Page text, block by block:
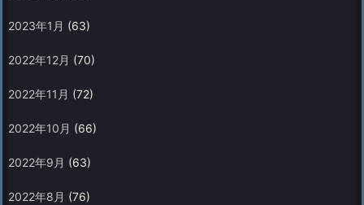
2023年1月 (63)
2022年12月 (70)
2022年11月 (72)
2022年10月 (66)
2022年9月 (63)
2022年8月 (76)